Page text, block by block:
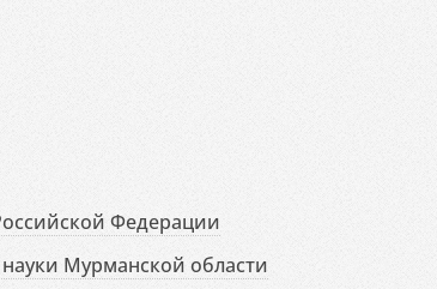
Федерации
Мурманской области